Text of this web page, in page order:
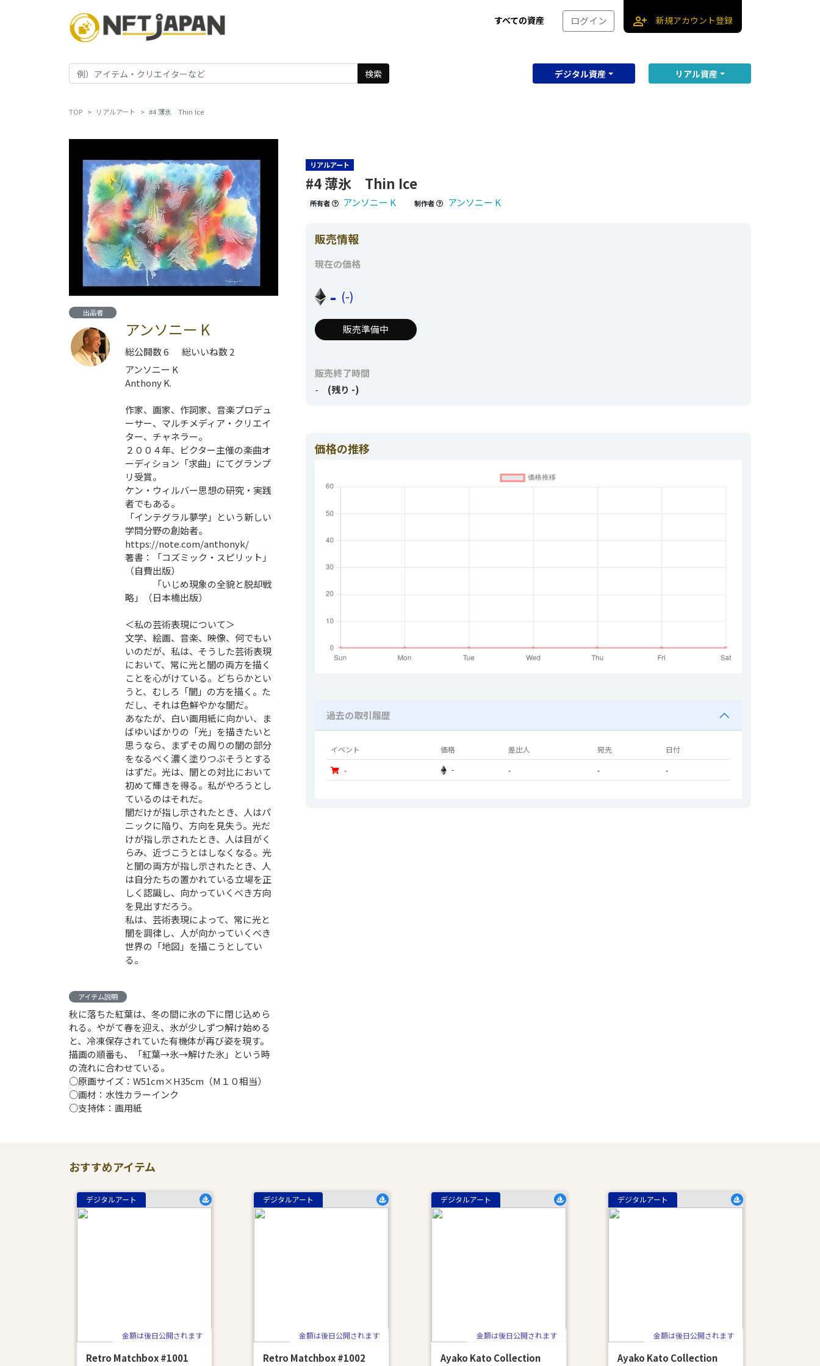
すべての資産 ログイン person_add 新規アカウント登録
検索 デジタル資産 リアル資産
TOP リアルアート #4 薄氷 Thin Ice
出品者
アンソニー K
総公開数 6
総いいね数 2
アンソニー K
Anthony K.
作家、画家、作詞家、音楽プロデュ
ーサー、マルチメディア・クリエイ
ター、チャネラー。
２００４年、ビクター主催の楽曲オ
ーディション「求曲」にてグランプ
リ受賞。
ケン・ウィルバー思想の研究・実践
者でもある。
「インテグラル夢学」という新しい
学問分野の創始者。
https://note.com/anthonyk/
著書：「コズミック・スピリット」
（自費出版）
「いじめ現象の全貌と脱却戦
略」（日本橋出版）
＜私の芸術表現について＞
文学、絵画、音楽、映像、何でもい
いのだが、私は、そうした芸術表現
において、常に光と闇の両方を描く
ことを心がけている。どちらかとい
うと、むしろ「闇」の方を描く。た
だし、それは色鮮やかな闇だ。
あなたが、白い画用紙に向かい、ま
ばゆいばかりの「光」を描きたいと
思うなら、まずその周りの闇の部分
をなるべく濃く塗りつぶそうとする
はずだ。光は、闇との対比において
初めて輝きを得る。私がやろうとし
ているのはそれだ。
闇だけが指し示されたとき、人はパ
ニックに陥り、方向を見失う。光だ
けが指し示されたとき、人は目がく
らみ、近づこうとはしなくなる。光
と闇の両方が指し示されたとき、人
は自分たちの置かれている立場を正
しく認識し、向かっていくべき方向
を見出すだろう。
私は、芸術表現によって、常に光と
闇を調律し、人が向かっていくべき
世界の「地図」を描こうとしてい
る。
アイテム説明
秋に落ちた紅葉は、冬の間に氷の下に閉じ込めら
れる。やがて春を迎え、氷が少しずつ解け始める
と、冷凍保存されていた有機体が再び姿を現す。
描画の順番も、「紅葉→氷→解けた氷」という時
の流れに合わせている。
○原画サイズ：W51cm×H35cm（M１０相当）
○画材：水性カラーインク
○支持体：画用紙
リアルアート
#4 薄氷 Thin Ice
所有者 アンソニー K 制作者 アンソニー K
販売情報
現在の価格
- (-)
販売準備中
販売終了時間
-
(残り -)
価格の推移
過去の取引履歴
イベント 価格 差出人 宛先
日付
-
- - - -
おすすめアイテム
デジタルアート
金額は後日公開されます
Retro Matchbox #1001
デジタルアート
金額は後日公開されます
Retro Matchbox #1002
デジタルアート
金額は後日公開されます
Ayako Kato Collection
デジタルアート
金額は後日公開されます
Ayako Kato Collection